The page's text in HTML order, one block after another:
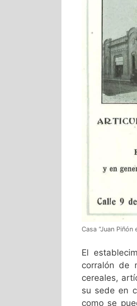
Casa “Juan
El
corralón de
cereales,
su sede en
como se